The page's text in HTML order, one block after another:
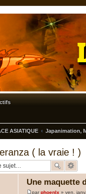
ASIATIQUE Japanimation,
( la vraie ! )
Une maquette
parphoenlx » ven.